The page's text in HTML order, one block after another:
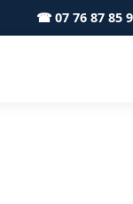
☎ 07 76 87 85